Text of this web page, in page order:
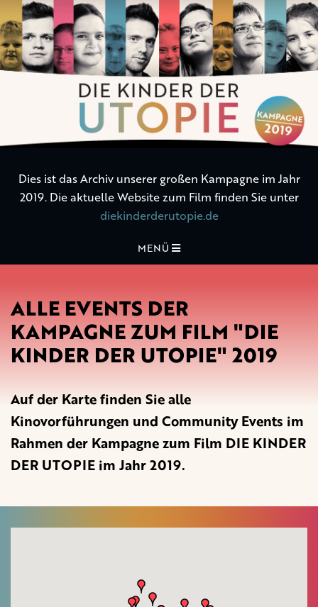
Die
Kinder
der
Dies ist das Archiv unserer großen Kampagne im Jahr
2019. Die aktuelle Website zum Film finden Sie unter
diekinderderutopie.de
MENÜ
ALLE EVENTS DER
KAMPAGNE ZUM FILM "DIE
KINDER DER UTOPIE" 2019
Auf der Karte finden Sie alle
Kinovorführungen und Community Events im
Rahmen der Kampagne zum Film DIE KINDER
DER UTOPIE im Jahr 2019.